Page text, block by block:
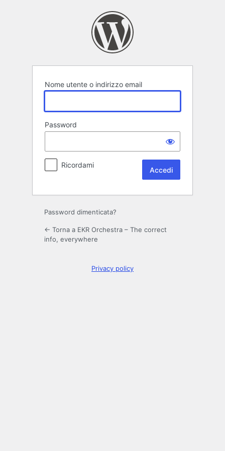
Nome utente o indirizzo email
Password
Ricordami
Password dimenticata?
← Torna a EKR Orchestra – The correct
info, everywhere
Privacy policy